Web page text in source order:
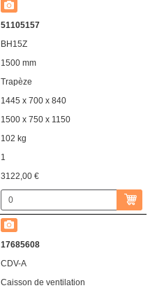
51105157
BH15Z
1500 mm
Trapèze
1445 x 700 x 840
1500 x 750 x 1150
102 kg
1
3122,00 €
17685608
CDV-A
Caisson de ventilation